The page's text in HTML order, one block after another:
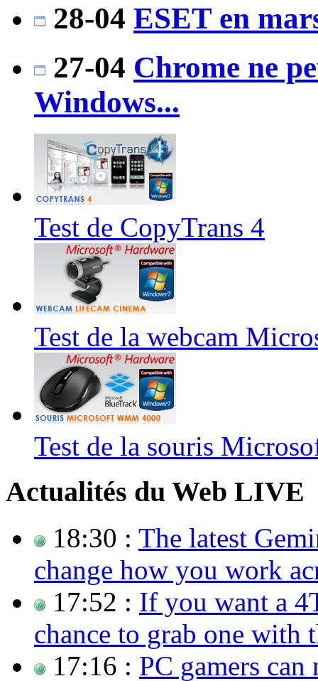
28-04 ESET en
27-04 Chrome ne
Windows...
Test de CopyTrans 4
Test de la webcam
Test de la souris
Actualités du Web LIVE
18:30 : The latest
change how you work
17:52 : If you want a
chance to grab one with
17:16 : PC gamers